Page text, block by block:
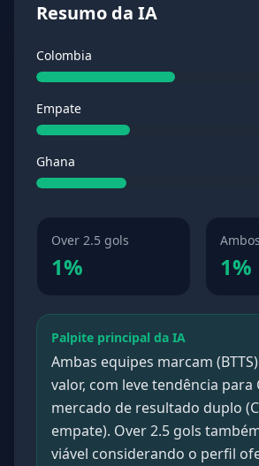
Resumo da IA
Colombia
Empate
Ghana
Over 2.5 gols
1% 1%
Palpite principal da IA
Ambas equipes marcam
valor, com leve tendência para
mercado de resultado duplo
empate). Over 2.5 gols
viável considerando o perfil